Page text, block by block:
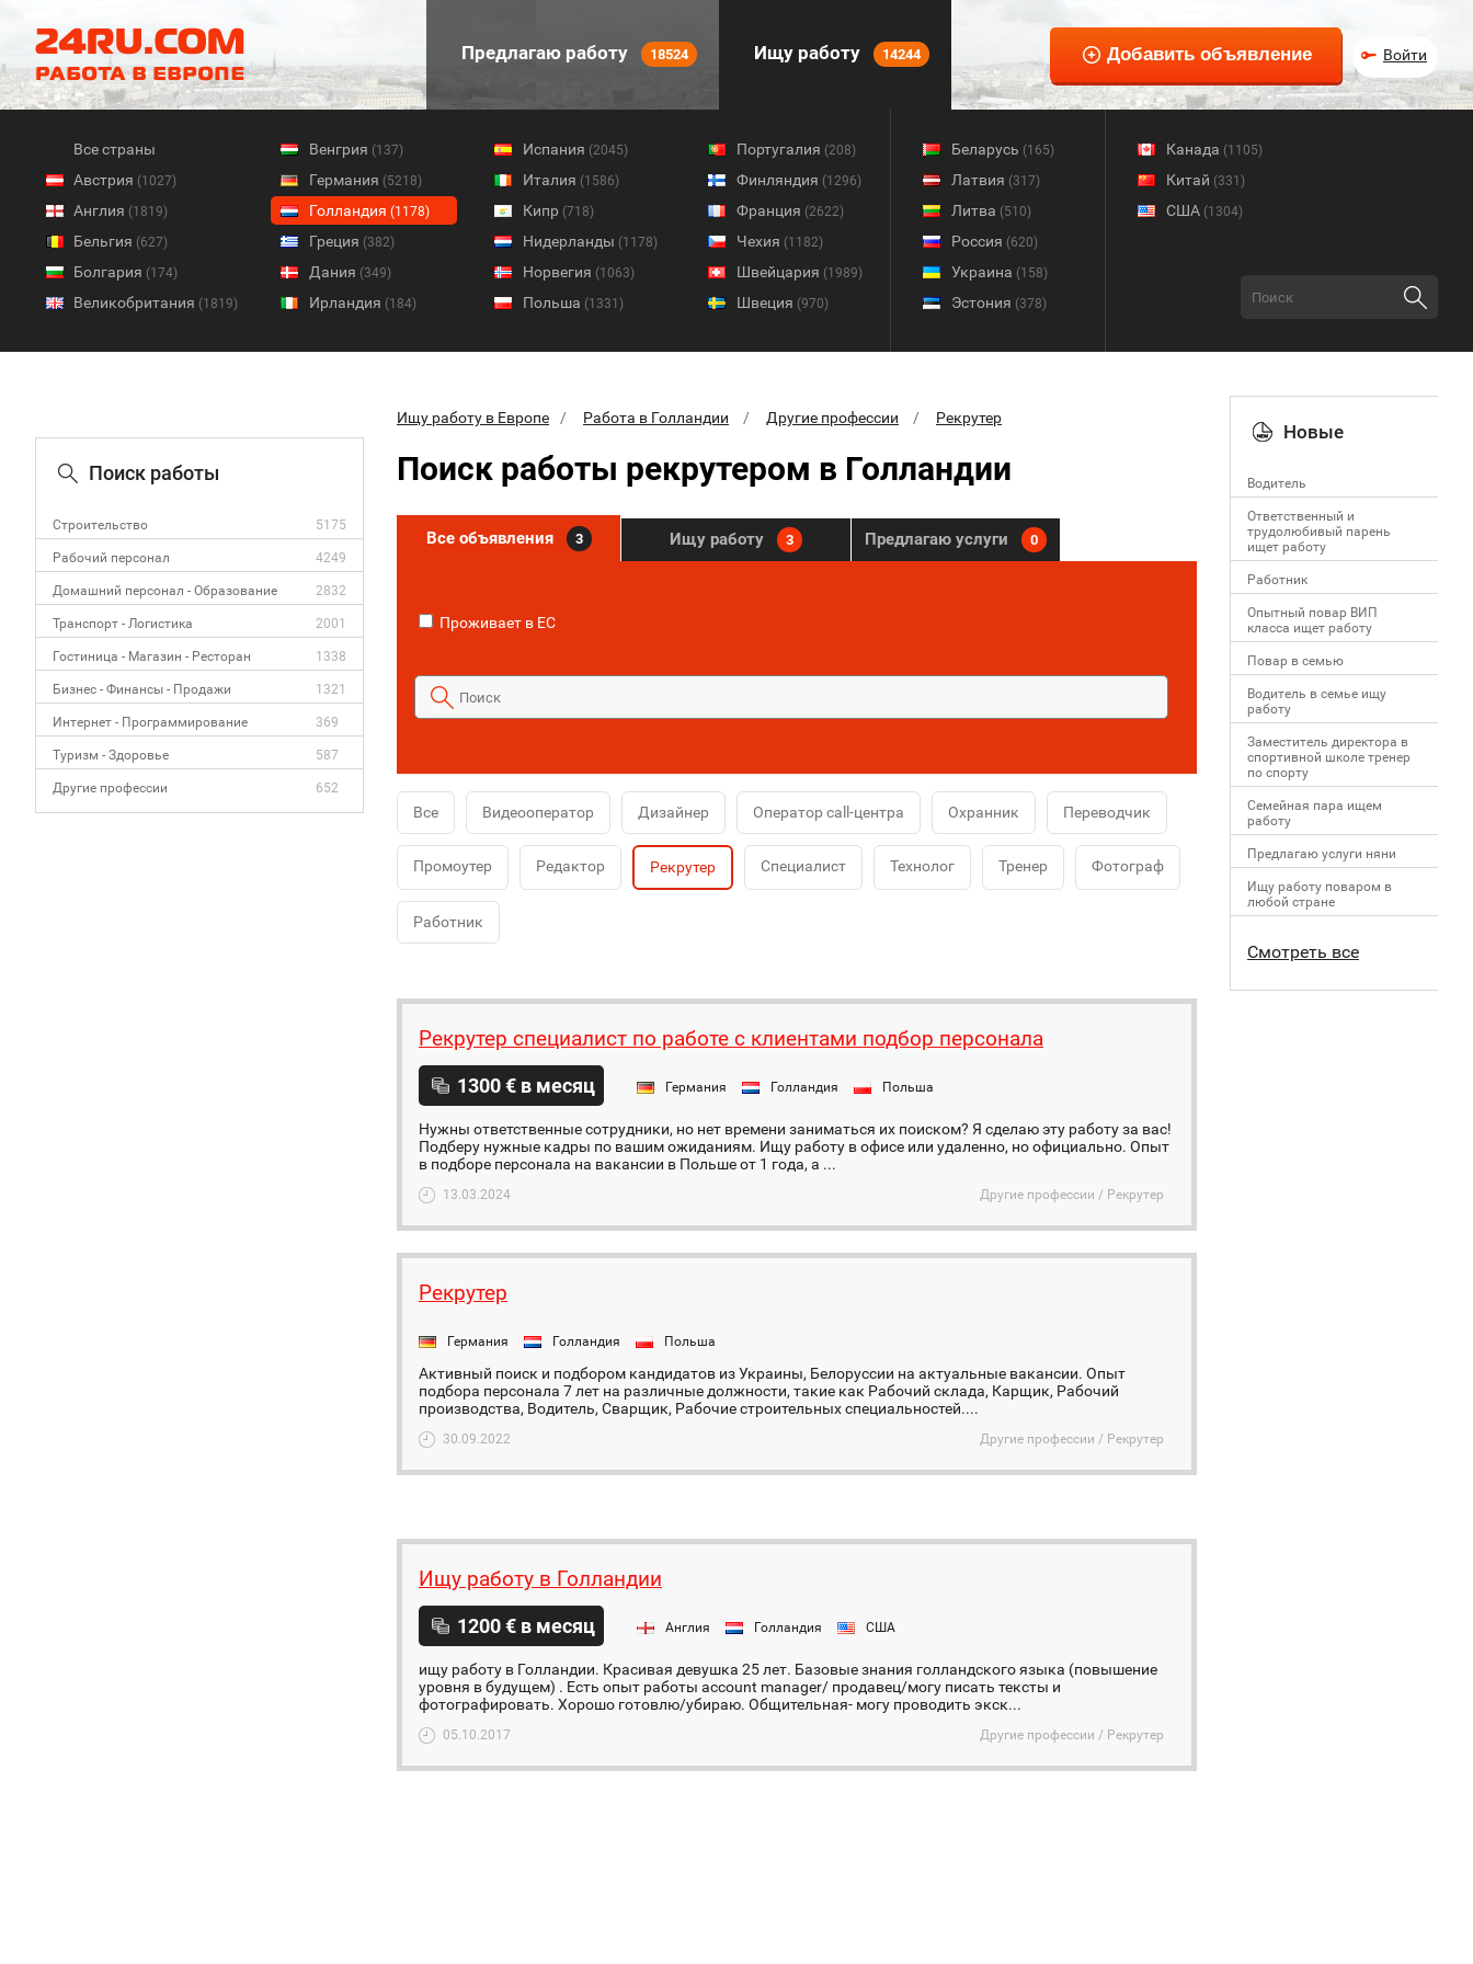
Предлагаю работу 18524 Ищу работу 14244 Войти
Все страны
Австрия (1027)
Англия (1819)
Бельгия (627)
Болгария (174)
Великобритания (1819)
Венгрия (137)
Германия (5218)
Голландия (1178)
Греция (382)
Дания (349)
Ирландия (184)
Испания (2045)
Италия (1586)
Кипр (718)
Нидерланды (1178)
Норвегия (1063)
Польша (1331)
Португалия (208)
Финляндия (1296)
Франция (2622)
Чехия (1182)
Швейцария (1989)
Швеция (970)
Беларусь (165)
Латвия (317)
Литва (510)
Россия (620)
Украина (158)
Эстония (378)
Канада (1105)
Китай (331)
США (1304)
Поиск работы
Строительство 5175
Рабочий персонал 4249
Домашний персонал - Образование 2832
Транспорт - Логистика 2001
Гостиница - Магазин - Ресторан 1338
Бизнес - Финансы - Продажи 1321
Интернет - Программирование 369
Туризм - Здоровье 587
Другие профессии 652
Ищу работу в Европе Работа в Голландии Другие профессии Рекрутер
Поиск работы рекрутером в Голландии
Все объявления 3 Ищу работу 3 Предлагаю услуги 0
Проживает в ЕС
Все Видеооператор Дизайнер Оператор call-центра Охранник Переводчик
Промоутер Редактор Рекрутер Специалист Технолог Тренер Фотограф
Работник
Рекрутер специалист по работе с клиентами подбор персонала
1300 € в месяц Германия Голландия Польша
Нужны ответственные сотрудники, но нет времени заниматься их поиском? Я сделаю эту работу за вас!
Подберу нужные кадры по вашим ожиданиям. Ищу работу в офисе или удаленно, но официально. Опыт
в подборе персонала на вакансии в Польше от 1 года, а ...
13.03.2024 Другие профессии / Рекрутер
Рекрутер
Германия Голландия Польша
Активный поиск и подбором кандидатов из Украины, Белоруссии на актуальные вакансии. Опыт
подбора персонала 7 лет на различные должности, такие как Рабочий склада, Карщик, Рабочий
производства, Водитель, Сварщик, Рабочие строительных специальностей....
30.09.2022 Другие профессии / Рекрутер
Ищу работу в Голландии
1200 € в месяц Англия Голландия США
ищу работу в Голландии. Красивая девушка 25 лет. Базовые знания голландского языка (повышение
уровня в будущем) . Есть опыт работы account manager/ продавец/могу писать тексты и
фотографировать. Хорошо готовлю/убираю. Общительная- могу проводить экск...
05.10.2017 Другие профессии / Рекрутер
Новые
Водитель
Ответственный и
трудолюбивый парень
ищет работу
Работник
Опытный повар ВИП
класса ищет работу
Повар в семью
Водитель в семье ищу
работу
Заместитель директора в
спортивной школе тренер
по спорту
Семейная пара ищем
работу
Предлагаю услуги няни
Ищу работу поваром в
любой стране
Смотреть все